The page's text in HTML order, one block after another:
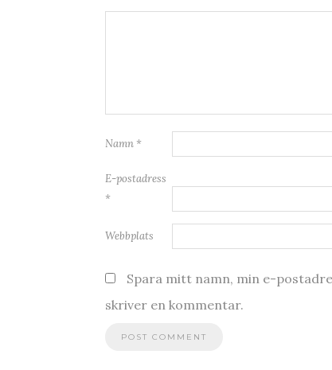
Namn *
E-postadress
*
Webbplats
Spara mitt namn, min e-
skriver en kommentar.